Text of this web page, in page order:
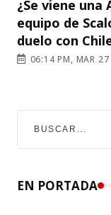
¿Se viene
equipo de
duelo con
06:14 PM, MAR 27
EN PORTADA